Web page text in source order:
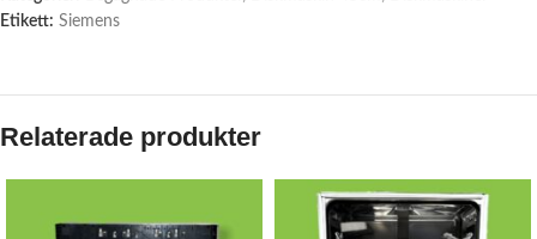
Etikett: Siemens
Relaterade produkter